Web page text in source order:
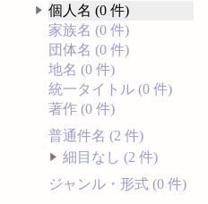
個人名 (0 件)
家族名 (0 件)
団体名 (0 件)
地名 (0 件)
統一タイトル (0 件)
著作 (0 件)
普通件名 (2 件)
細目なし (2 件)
ジャンル・形式 (0 件)